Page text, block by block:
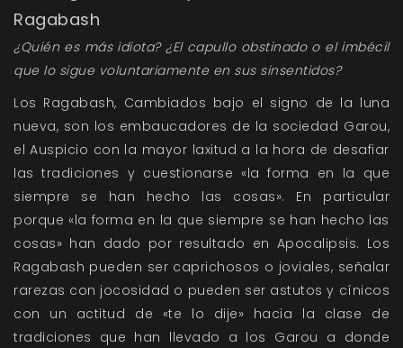
Ragabash
¿Quién es más idiota? ¿El capullo obstinado o el imbécil
que lo sigue voluntariamente en sus sinsentidos?
Los Ragabash, Cambiados bajo el signo de la luna
nueva, son los embaucadores de la sociedad Garou,
el Auspicio con la mayor laxitud a la hora de desafiar
las tradiciones y cuestionarse «la forma en la que
siempre se han hecho las cosas». En particular
porque «la forma en la que siempre se han hecho las
cosas» han dado por resultado en Apocalipsis. Los
Ragabash pueden ser caprichosos o joviales, señalar
rarezas con jocosidad o pueden ser astutos y cínicos
con un actitud de «te lo dije» hacia la clase de
tradiciones que han llevado a los Garou a donde